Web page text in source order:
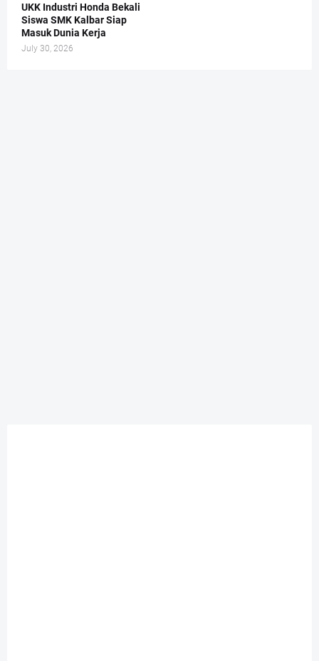
UKK Industri Honda Bekali
Siswa SMK Kalbar Siap
Masuk Dunia Kerja
July 30, 2026